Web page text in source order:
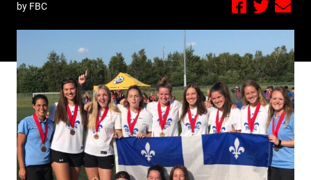
by FBC